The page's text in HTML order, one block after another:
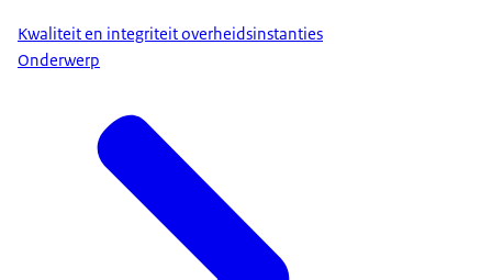
Kwaliteit en integriteit overheidsinstanties
Onderwerp